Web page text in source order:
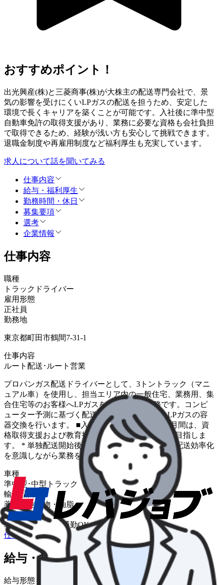
おすすめポイント！
出光興産(株)と三菱商事(株)が大株主の配送専門会社で、景
気の影響を受けにくいLPガスの配送を担うため、安定した
環境で長くキャリアを築くことが可能です。入社後に準中型
自動車免許の取得支援があり、業務に必要な資格も会社負担
で取得できるため、経験が浅い方も安心して挑戦できます。
退職金制度や再雇用制度など福利厚生も充実しています。
求人について話を聞いてみる
仕事内容
給与・福利厚生
勤務時間・休日
募集要項
選考
企業情報
仕事内容
職種
トラックドライバー
雇用形態
正社員
勤務地
東京都町田市鶴間7-31-1
仕事内容
ルート配送･ルート営業
プロパンガス配送ドライバーとして、3トントラック（マニ
ュアル車）を使用し、担当エリア内の一般住宅、業務用、集
合住宅等のお客様へLPガスをお届けする業務です。コンピ
ューター予測に基づく配送指示伝票をもとに、LPガスの容
器交換を行います。 ■入社後の流れ * 入社後3ヶ月間は、資
格取得支援および教育指導を実施し、単独配送を目指しま
す。 * 単独配送開始後は、担当エリアを任され、配送効率化
を意識しながら業務を遂行します。
車種
準中型･中型トラック
輸送品目
薬品・危険物・油脂
仕事の特色
車通勤OK バイク通勤OK
仕事内容について詳しく知りたい
給与・福利厚生
給与形態